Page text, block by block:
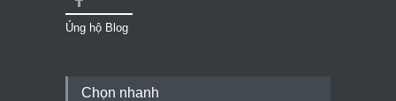
Ủng hộ Blog
Chọn nhanh